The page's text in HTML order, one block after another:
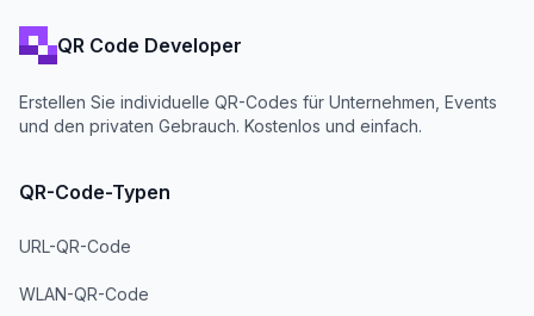
QR Code Developer
Erstellen Sie individuelle QR-Codes für Unternehmen, Events
und den privaten Gebrauch. Kostenlos und einfach.
QR-Code-Typen
URL-QR-Code
WLAN-QR-Code